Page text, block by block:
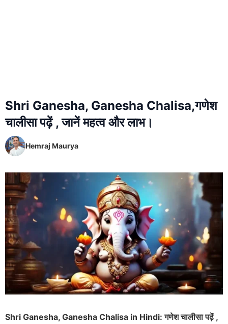
Shri Ganesha, Ganesha Chalisa,गणेश
चालीसा पढ़ें , जानें महत्व और लाभ।
Hemraj Maurya
Shri Ganesha, Ganesha Chalisa in Hindi: गणेश चालीसा पढ़ें ,